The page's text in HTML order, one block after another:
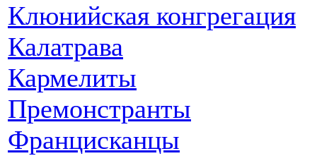
Клюнийская конгрегация
Калатрава
Кармелиты
Премонстранты
Францисканцы